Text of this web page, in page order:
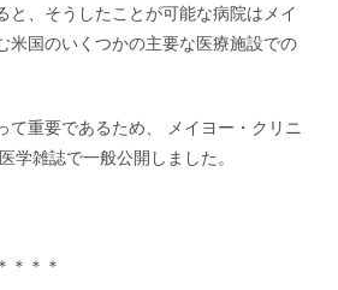
と、そうしたことが可能な病院はメイ
米国のいくつかの主要な医療施設での
重要であるため、 メイヨー・クリニ
学雑誌で一般公開しました。
＊＊＊